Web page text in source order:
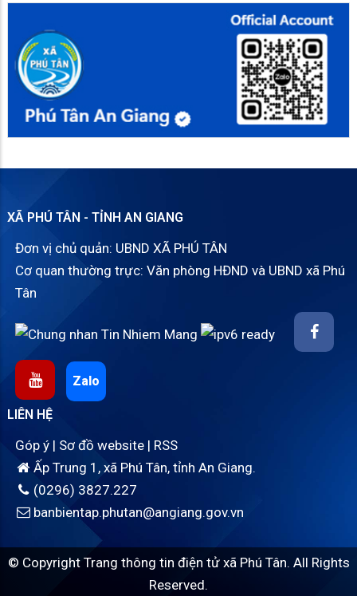
XÃ PHÚ TÂN - TỈNH AN GIANG
Đơn vị chủ quản: UBND XÃ PHÚ TÂN
Cơ quan thường trực: Văn phòng HĐND và UBND xã Phú
Tân
Zalo
LIÊN HỆ
Góp ý | Sơ đồ website | RSS
Ấp Trung 1, xã Phú Tân, tỉnh An Giang.
(0296) 3827.227
banbientap.phutan@angiang.gov.vn
© Copyright Trang thông tin điện tử xã Phú Tân. All Rights
Reserved.